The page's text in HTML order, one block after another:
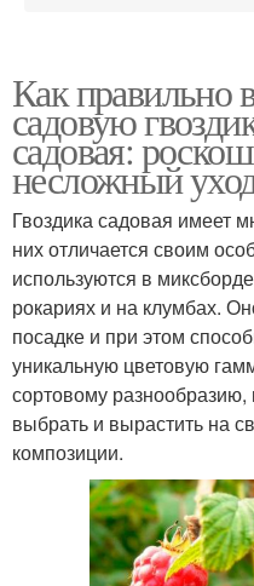
Как правильно
садовую
садовая:
несложный
Гвоздика садовая имеет
них отличается своим
используются в
рокариях и на клумбах.
посадке и при этом
уникальную цветовую
сортовому
выбрать и вырастить на
композиции.